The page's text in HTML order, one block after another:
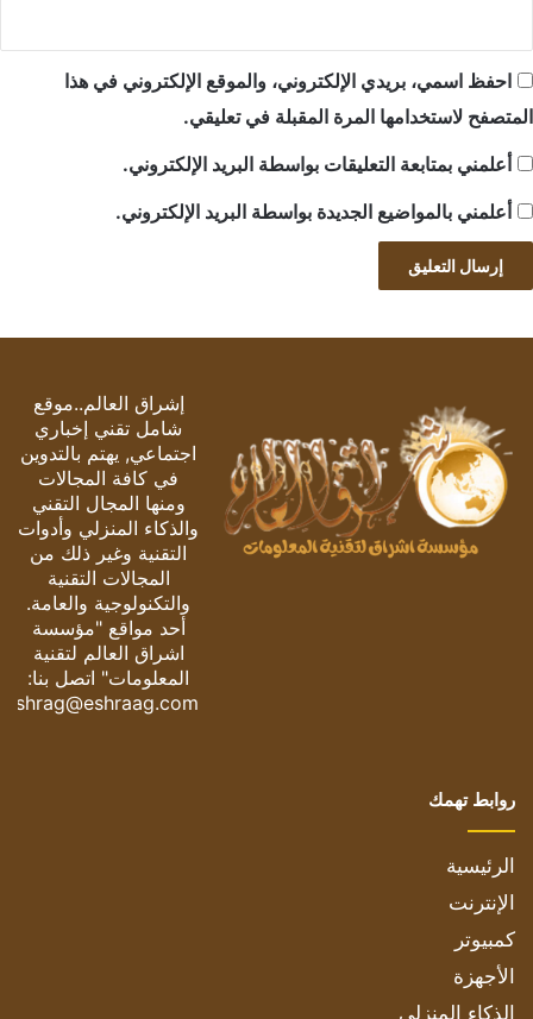
احفظ اسمي، بريدي الإلكتروني، والموقع الإلكتروني في هذا
المتصفح لاستخدامها المرة المقبلة في تعليقي.
أعلمني بمتابعة التعليقات بواسطة البريد الإلكتروني.
أعلمني بالمواضيع الجديدة بواسطة البريد الإلكتروني.
إشراق العالم..موقع
شامل تقني إخباري
اجتماعي, يهتم بالتدوين
في كافة المجالات
ومنها المجال التقني
والذكاء المنزلي وأدوات
التقنية وغير ذلك من
المجالات التقنية
والتكنولوجية والعامة.
أحد مواقع "مؤسسة
اشراق العالم لتقنية
المعلومات" اتصل بنا:
eshrag@eshraag.com
روابط تهمك
الرئيسية
الإنترنت
كمبيوتر
الأجهزة
الذكاء المنزلي